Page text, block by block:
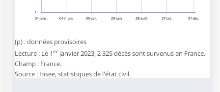
0
01-janv. 01-mars 30-avr. 29-juin 28-août 27-oct. 31-déc.
(p) : données provisoires
Lecture : Le 1er janvier 2023, 2 325 décès sont survenus en France.
Champ : France.
Source : Insee, statistiques de l'état civil.